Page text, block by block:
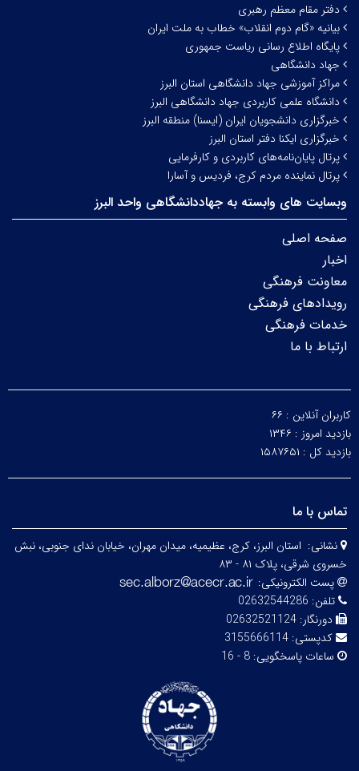
دفتر مقام معظم رهبری
بیانیه «گام دوم انقلاب» خطاب به ملت ایران
پایگاه اطلاع رسانی ریاست جمهوری
جهاد دانشگاهی
مراکز آموزشی جهاد دانشگاهی استان البرز
دانشگاه علمی کاربردی جهاد دانشگاهی البرز
خبرگزاری دانشجویان ایران (ایسنا) منطقه البرز
خبرگزاری ایکنا دفتر استان البرز
پرتال پایان‌نامه‌های کاربردی و کارفرمایی
پرتال نماینده مردم کرج، فردیس و آسارا
وبسایت های وابسته به جهاددانشگاهی واحد البرز
صفحه اصلی
اخبار
معاونت فرهنگی
رویدادهای فرهنگی
خدمات فرهنگی
ارتباط با ما
کاربران آنلاین : ۶۶
بازدید امروز : ۱۳۴۶
بازدید کل : ۱۵۸۷۶۵۱
تماس با ما
نشانی: استان البرز، کرج، عظیمیه، میدان مهران، خیابان ندای جنوبی، نبش
خسروی شرقی، پلاک ۸۱ - ۸۳
پست الکترونیکی:
تلفن: 02632544286
دورنگار: 02632521124
کدپستی: 3155666114
ساعات پاسخگویی: 8 - 16